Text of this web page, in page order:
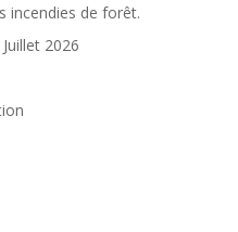
incendies de forêt.
2026